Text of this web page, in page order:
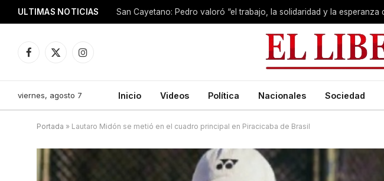
ULTIMAS NOTICIAS
Facebook
X
Instagram
viernes, agosto 7 Inicio Videos Política Nacionales Sociedad
Portada » Lautaro Midón se metió en el cuadro principal en Piracicaba de Brasil